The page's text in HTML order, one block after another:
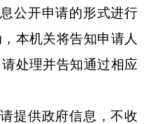
公开申请的形式进行
本机关将告知申请人
处理并告知通过相应
提供政府信息，不收